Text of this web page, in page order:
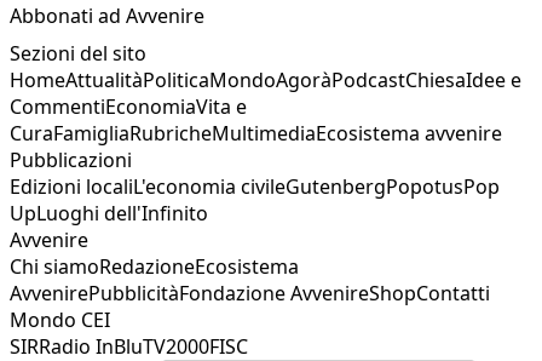
Abbonati ad Avvenire
Sezioni del sito
HomeAttualitàPoliticaMondoAgoràPodcastChiesaIdee e
CommentiEconomiaVita e
CuraFamigliaRubricheMultimediaEcosistema avvenire
Pubblicazioni
Edizioni localiL'economia civileGutenbergPopotusPop
UpLuoghi dell'Infinito
Avvenire
Chi siamoRedazioneEcosistema
AvvenirePubblicitàFondazione AvvenireShopContatti
Mondo CEI
SIRRadio InBluTV2000FISC